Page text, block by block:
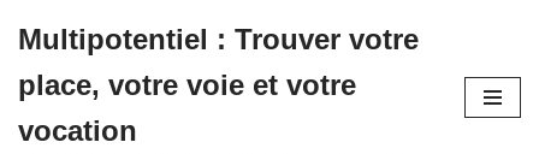
au
contenu
Multipotentiel : Trouver votre
place, votre voie et votre
vocation